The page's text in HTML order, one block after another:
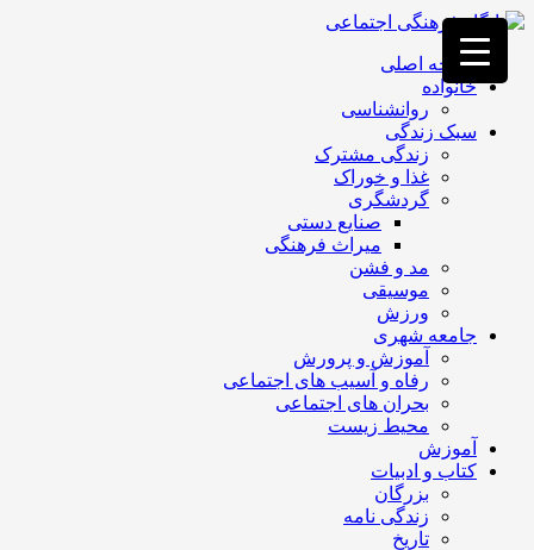
فصد
خون
غرب
تهران
خشکشویی
تصفیه
تهران
صفحه اصلی
خانواده
روانشناسی
سبک زندگی
زندگی مشترک
غذا و خوراک
گردشگری
صنایع دستی
میراث فرهنگی
مد و فشن
موسیقی
ورزش
جامعه شهری
آموزش و پرورش
رفاه و آسیب های اجتماعی
بحران های اجتماعی
محیط زیست
آموزش
کتاب و ادبیات
بزرگان
زندگی نامه
تاریخ